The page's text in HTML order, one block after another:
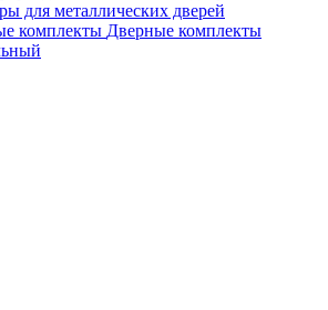
для металлических дверей
Дверные комплекты